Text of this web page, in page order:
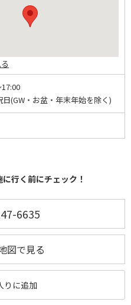
日(GW・お盆・年末年始を除く)
行く前にチェック！
6635
図で見る
りに追加